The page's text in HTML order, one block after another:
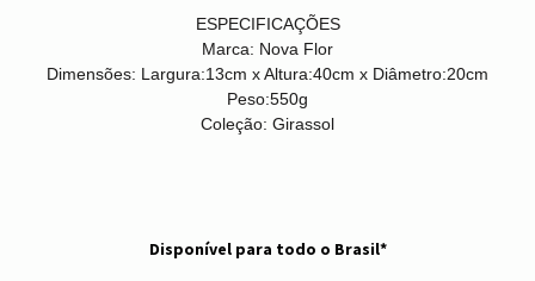
ESPECIFICAÇÕES
Marca: Nova Flor
Dimensões: Largura:13cm x Altura:40cm x Diâmetro:20cm
Peso:550g
Coleção: Girassol
Disponível para todo o Brasil*